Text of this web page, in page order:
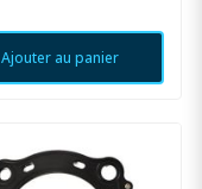
Ajouter au panier